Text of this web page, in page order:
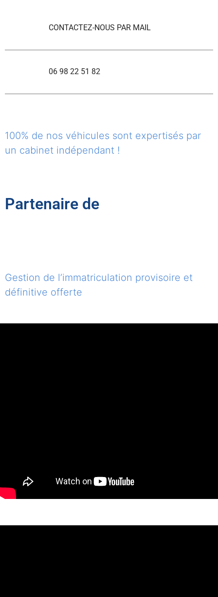
CONTACTEZ-NOUS PAR MAIL
06 98 22 51 82
100% de nos véhicules sont expertisés par
un cabinet indépendant !
Partenaire de
Gestion de l’immatriculation provisoire et
définitive offerte